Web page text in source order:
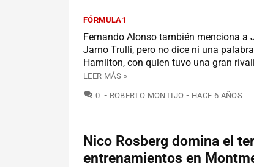
FÓRMULA1
Fernando Alonso también menciona a
Jarno Trulli, pero no dice ni una
Hamilton, con quien tuvo una gran
LEER MÁS »
0 COMENTARIOS
ROBERTO MONTIJO HACE 6 AÑOS
Nico Rosberg domina el
entrenamientos en